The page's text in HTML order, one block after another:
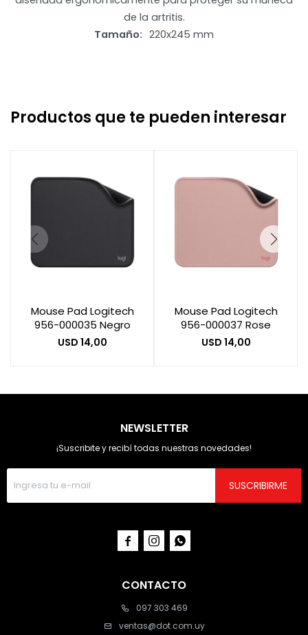
de la artritis.
Tamaño
220x245 mm
Productos que te pueden interesar
Mouse Pad Logitech
956-000035 Negro
USD 14,00
Mouse Pad Logitech
956-000037 Rose
USD 14,00
CONTACTO
097 303 469
ventas@dot.com.uy
NEWSLETTER
¡Suscribite y recibí todas nuestras novedades!
SUSCRIBIRME
  